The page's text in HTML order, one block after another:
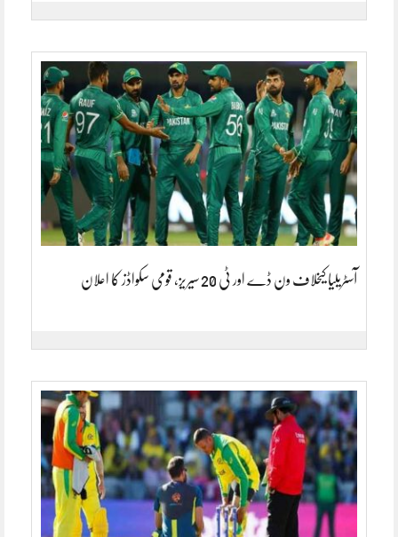
آسٹریلیا کیخلاف ون ڈے اور ٹی 20 سیریز، قومی سکواڈز کا اعلان